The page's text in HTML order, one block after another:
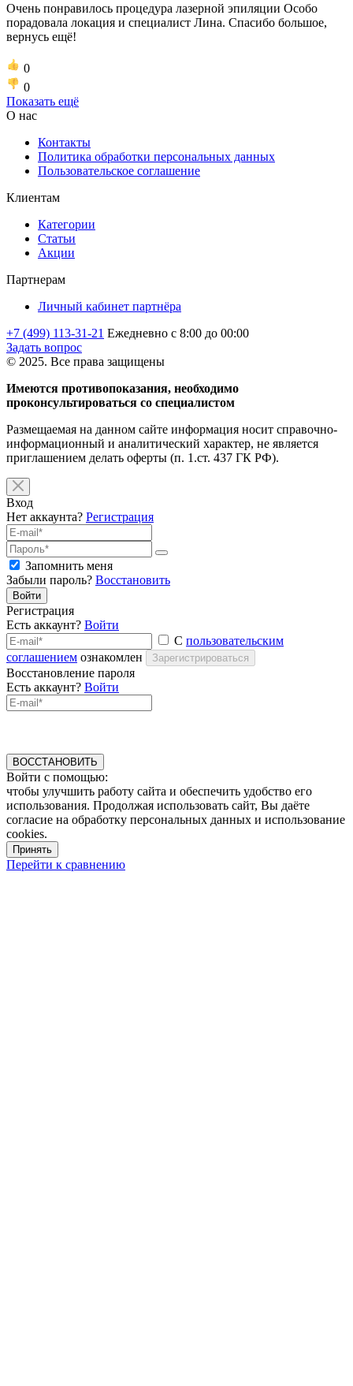
Очень понравилось процедура лазерной эпиляции Особо
порадовала локация и специалист Лина. Спасибо большое,
вернусь ещё!
0
0
Показать ещё
О нас
Контакты
Политика обработки персональных данных
Пользовательское соглашение
Клиентам
Категории
Статьи
Акции
Партнерам
Личный кабинет партнёра
+7 (499) 113-31-21 Ежедневно с 8:00 до 00:00
Задать вопрос
© 2025. Все права защищены
Имеются противопоказания, необходимо
проконсультироваться со специалистом
Размещаемая на данном сайте информация носит справочно-
информационный и аналитический характер, не является
приглашением делать оферты (п. 1.ст. 437 ГК РФ).
Вход
Нет аккаунта? Регистрация
Запомнить меня
Забыли пароль? Восстановить
Войти
Регистрация
Есть аккаунт? Войти
С пользовательским
соглашением ознакомлен Зарегистрироваться
Восстановление пароля
Есть аккаунт? Войти
ВОССТАНОВИТЬ
Войти с помощью:
чтобы улучшить работу сайта и обеспечить удобство его
использования. Продолжая использовать сайт, Вы даёте
согласие на обработку персональных данных и использование
cookies.
Принять
Перейти к сравнению